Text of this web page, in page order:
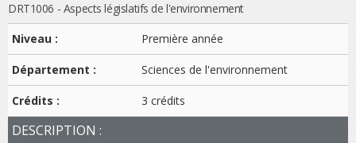
DRT1006 - Aspects législatifs de l'environnement
Niveau :
Première année
Département : Sciences de l'environnement
Crédits : 3 crédits
DESCRIPTION :